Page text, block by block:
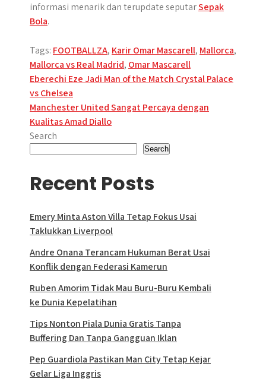
informasi menarik dan terupdate seputarSepak
Bola.
Tags: FOOTBALLZA, Karir Omar Mascarell, Mallorca,
Mallorca vs Real Madrid, Omar Mascarell
Post
navigation
Eberechi Eze Jadi Man of the Match Crystal Palace
vs Chelsea
Manchester United Sangat Percaya dengan
Kualitas Amad Diallo
Search
Search
Recent Posts
Emery Minta Aston Villa Tetap Fokus Usai
Taklukkan Liverpool
Andre Onana Terancam Hukuman Berat Usai
Konflik dengan Federasi Kamerun
Ruben Amorim Tidak Mau Buru-Buru Kembali
ke Dunia Kepelatihan
Tips Nonton Piala Dunia Gratis Tanpa
Buffering Dan Tanpa Gangguan Iklan
Pep Guardiola Pastikan Man City Tetap Kejar
Gelar Liga Inggris